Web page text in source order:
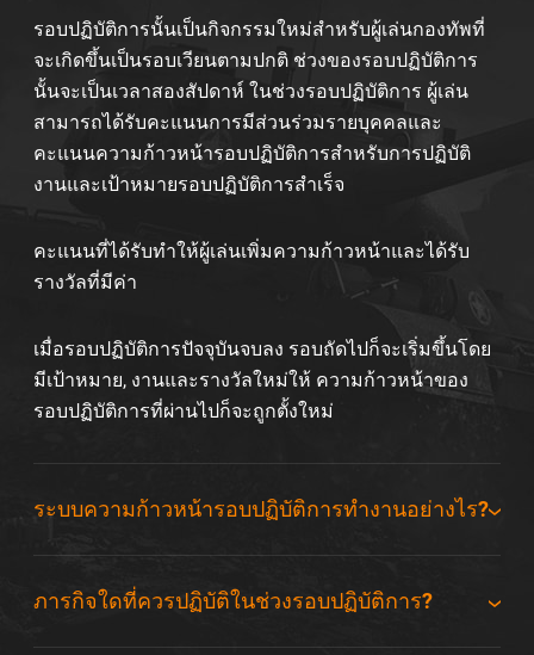
รอบปฏิบัติการนั้นเป็นกิจกรรมใหม่สำหรับผู้เล่นกองทัพที่
จะเกิดขึ้นเป็นรอบเวียนตามปกติ ช่วงของรอบปฏิบัติการ
นั้นจะเป็นเวลาสองสัปดาห์ ในช่วงรอบปฏิบัติการ ผู้เล่น
สามารถได้รับคะแนนการมีส่วนร่วมรายบุคคลและ
คะแนนความก้าวหน้ารอบปฏิบัติการสำหรับการปฏิบัติ
งานและเป้าหมายรอบปฏิบัติการสำเร็จ
คะแนนที่ได้รับทำให้ผู้เล่นเพิ่มความก้าวหน้าและได้รับ
รางวัลที่มีค่า
เมื่อรอบปฏิบัติการปัจจุบันจบลง รอบถัดไปก็จะเริ่มขึ้นโดย
มีเป้าหมาย, งานและรางวัลใหม่ให้ ความก้าวหน้าของ
รอบปฏิบัติการที่ผ่านไปก็จะถูกตั้งใหม่
ระบบความก้าวหน้ารอบปฏิบัติการทำงานอย่างไร?
ภารกิจใดที่ควรปฏิบัติในช่วงรอบปฏิบัติการ?